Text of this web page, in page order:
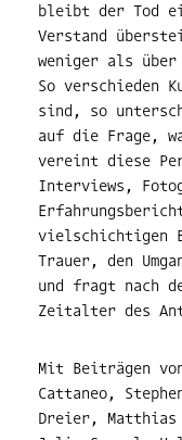
bleibt der Tod
Verstand
weniger als über
So verschieden
sind, so
auf die Frage,
vereint diese
Interviews,
vielschichtigen
Trauer, den
und fragt nach
Zeitalter des
Mit Beiträgen
Cattaneo,
Dreier,